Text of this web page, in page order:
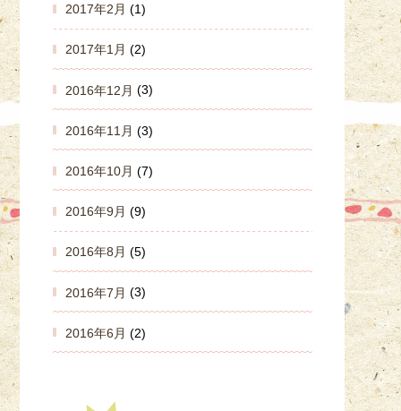
2017年2月 (1)
2017年1月 (2)
2016年12月 (3)
2016年11月 (3)
2016年10月 (7)
2016年9月 (9)
2016年8月 (5)
2016年7月 (3)
2016年6月 (2)